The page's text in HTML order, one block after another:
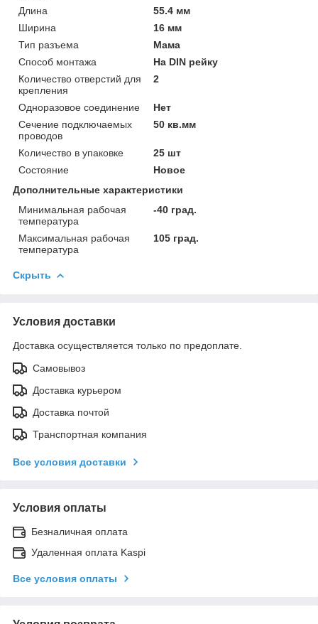
Длина
55.4 мм
Ширина
16 мм
Тип разъема
Мама
Способ монтажа
На DIN рейку
Количество отверстий для
крепления
2
Одноразовое соединение
Нет
Сечение подключаемых
проводов
50 кв.мм
Количество в упаковке
25 шт
Состояние
Новое
Дополнительные характеристики
Минимальная рабочая
температура
-40 град.
Максимальная рабочая
температура
105 град.
Скрыть
Условия доставки
Доставка осуществляется только по предоплате.
Самовывоз
Доставка курьером
Доставка почтой
Транспортная компания
Все условия доставки
Условия оплаты
Безналичная оплата
Удаленная оплата Kaspi
Все условия оплаты